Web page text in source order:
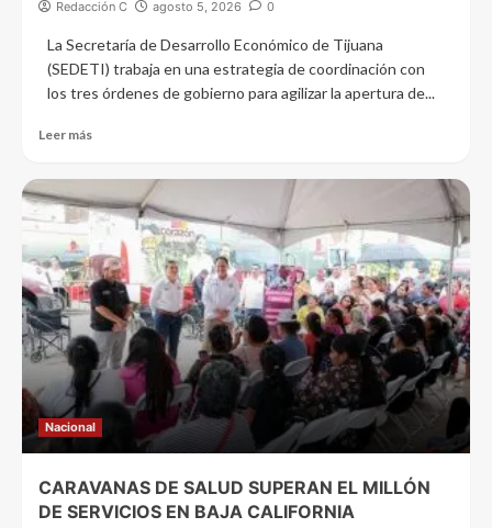
Redacción C agosto 5, 2026 0
La Secretaría de Desarrollo Económico de Tijuana
(SEDETI) trabaja en una estrategia de coordinación con
los tres órdenes de gobierno para agilizar la apertura de...
Leer más
Nacional
CARAVANAS DE SALUD SUPERAN EL MILLÓN
DE SERVICIOS EN BAJA CALIFORNIA